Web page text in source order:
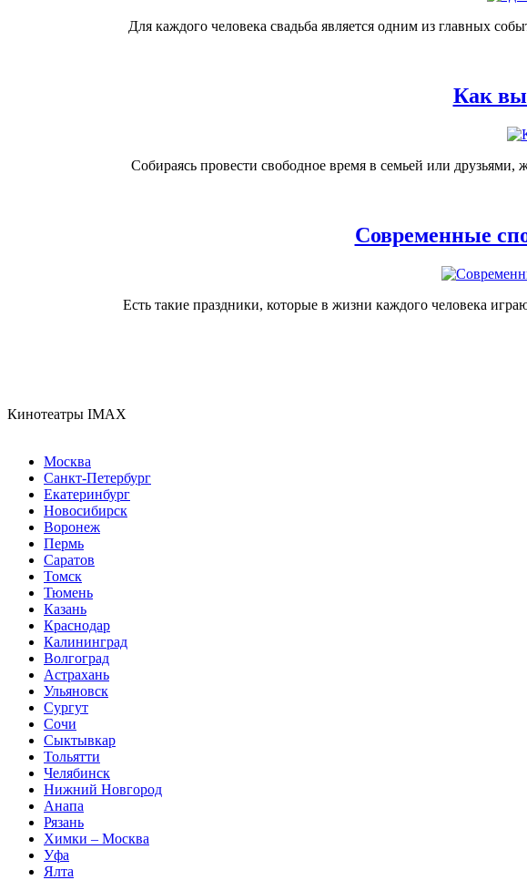
Для каждого человека свадьба является одним из главных
Как
Собираясь провести свободное время в семьей или
Современные
Есть такие праздники, которые в жизни каждого человека
Кинотеатры IMAX
Москва
Санкт-Петербург
Екатеринбург
Новосибирск
Воронеж
Пермь
Саратов
Томск
Тюмень
Казань
Краснодар
Калининград
Волгоград
Астрахань
Ульяновск
Сургут
Сочи
Сыктывкар
Тольятти
Челябинск
Нижний Новгород
Анапа
Рязань
Химки – Москва
Уфа
Ялта